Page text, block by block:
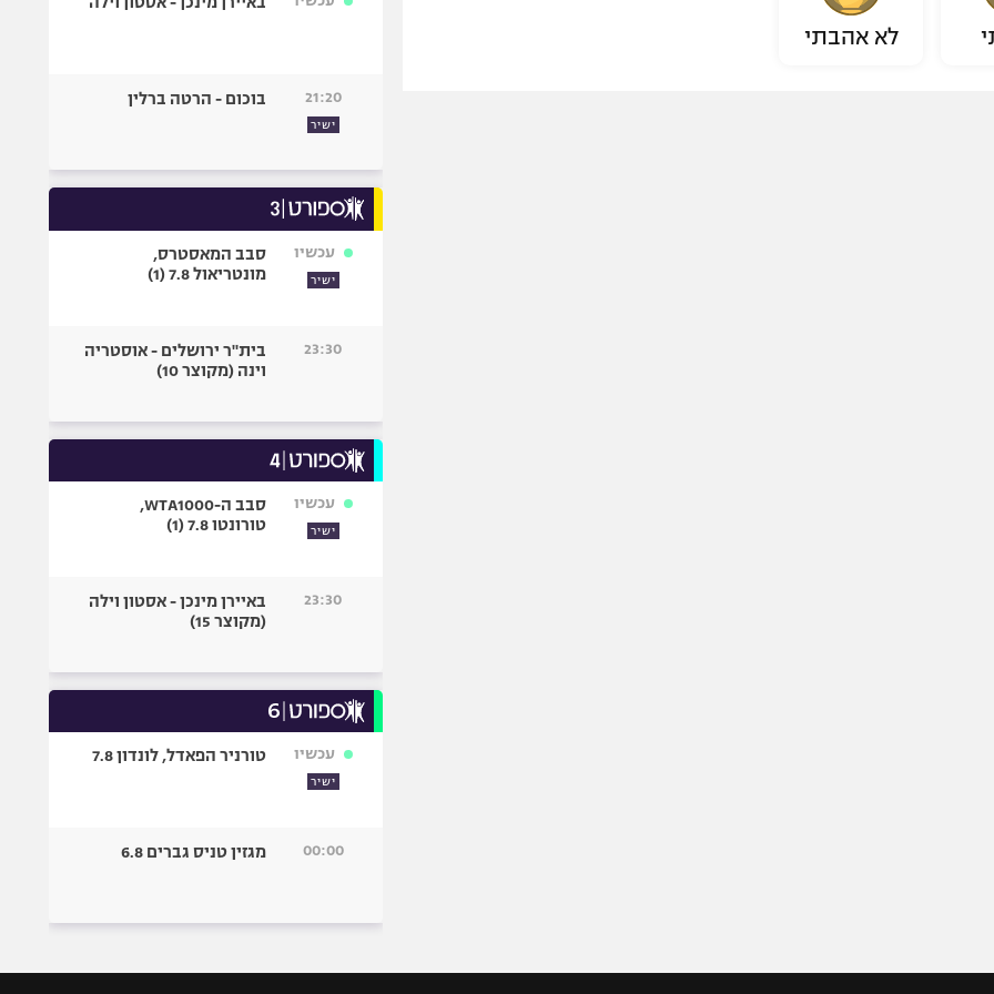
לא אהבתי
21:20
ישיר
בוכום - הרטה ברלין
עכשיו
ישיר
סבב המאסטרס,
מונטריאול 7.8 (1)
23:30
בית"ר ירושלים - אוסטריה
וינה (מקוצר 10)
עכשיו
ישיר
סבב ה-WTA1000,
טורונטו 7.8 (1)
23:30
באיירן מינכן - אסטון וילה
(מקוצר 15)
עכשיו
ישיר
טורניר הפאדל, לונדון 7.8
00:00 מגזין טניס גברים 6.8